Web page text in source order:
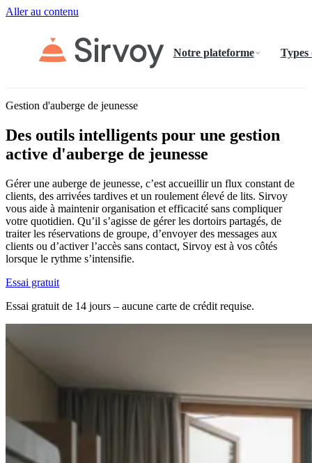
Aller au contenu
Notre plateforme Types
Gestion d'auberge de jeunesse
Des outils intelligents pour une gestion
active d'auberge de jeunesse
Gérer une auberge de jeunesse, c’est accueillir un flux constant de
clients, des arrivées tardives et un roulement élevé de lits. Sirvoy
vous aide à maintenir organisation et efficacité sans compliquer
votre quotidien. Qu’il s’agisse de gérer les dortoirs partagés, de
traiter les réservations de groupe, d’envoyer des messages aux
clients ou d’activer l’accès sans contact, Sirvoy est à vos côtés
lorsque le rythme s’intensifie.
Essai gratuit
Essai gratuit de 14 jours – aucune carte de crédit requise.